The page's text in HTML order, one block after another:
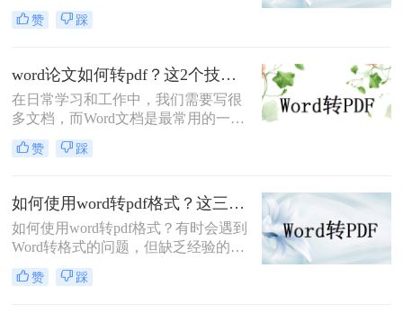
成。
好的效果，兼容性也强，因此很多人
都喜欢将编辑好的文档转换成PDF的
吗？如果不知道，那么下面将会叫你
怎么做，快速的完成word转pdf文档，
一起来学习吧。
赞 踩
word论文如何转pdf？这2个技巧帮你一分钟搞定，简单又快速！
在日常学习和工作中，我们需要写很
多文档，而Word文档是最常用的一种
文档格式。但是有时我们会需要将
Word文档转换为PDF格式，因为PDF
和分享。那么，word论文如何转pdf
呢？
赞 踩
如何使用word转pdf格式？这三种方法教你如何转换
如何使用word转pdf格式？有时会遇到
Word转格式的问题，但缺乏经验的我
们总是不知道怎么实现，直接修改文
档后缀名当然不能修改，会影响整个
赞 踩